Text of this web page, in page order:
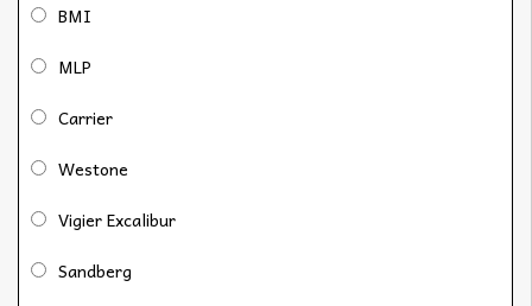
BMI
MLP
Carrier
Westone
Vigier Excalibur
Sandberg